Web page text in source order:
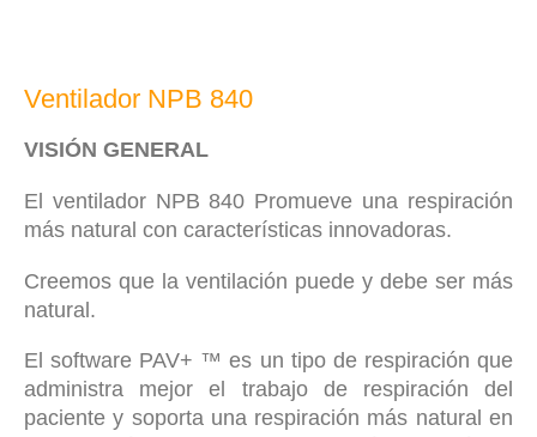
Ventilador NPB 840
VISIÓN GENERAL
El ventilador NPB 840 Promueve una respiración
más natural con características innovadoras.
Creemos que la ventilación puede y debe ser más
natural.
El software PAV+ ™ es un tipo de respiración que
administra mejor el trabajo de respiración del
paciente y soporta una respiración más natural en